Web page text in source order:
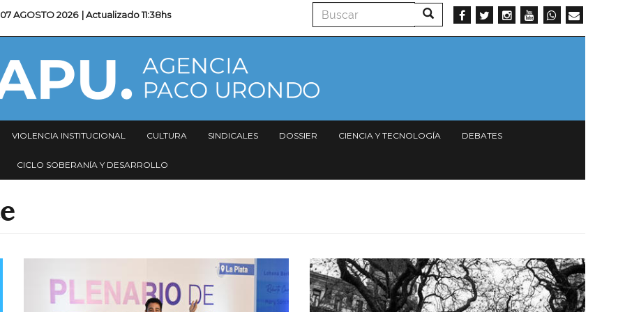
07 AGOSTO 2026 | Actualizado11:38hs Buscar Buscar
VIOLENCIA INSTITUCIONAL CULTURA SINDICALES DOSSIER CIENCIA Y TECNOLOGÍA DEBATES
CICLO SOBERANÍA Y DESARROLLO
Imagen